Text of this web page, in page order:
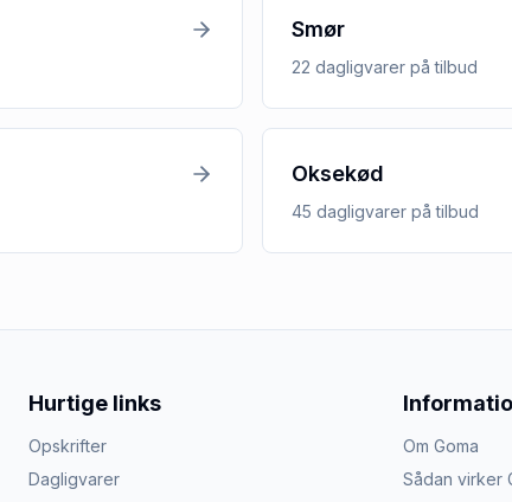
Smør
22 dagligvarer på tilbud
Oksekød
45 dagligvarer på tilbud
Hurtige links
Opskrifter
Dagligvarer
Om Goma
Sådan virker